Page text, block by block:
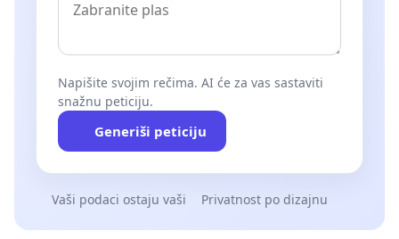
Napišite svojim rečima. AI će za vas sastaviti
snažnu peticiju.
Generiši peticiju
Vaši podaci ostaju vaši Privatnost po dizajnu